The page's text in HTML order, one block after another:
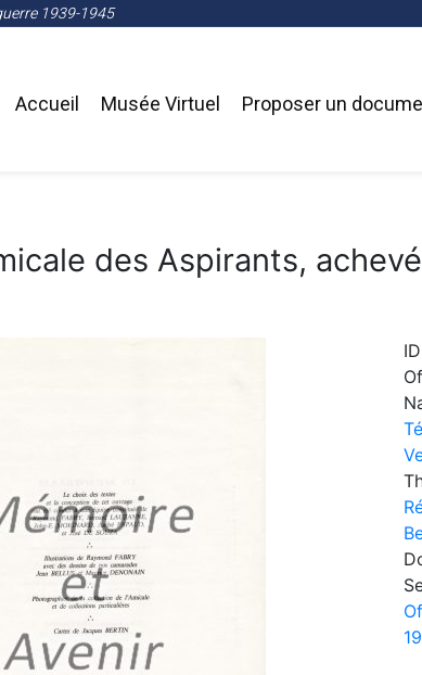
1939-1945
Accueil Musée Virtuel Proposer un
des Aspirants,